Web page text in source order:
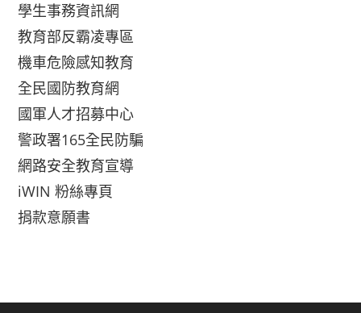
學生事務資訊網
教育部反霸凌專區
機車危險感知教育
全民國防教育網
國軍人才招募中心
警政署165全民防騙
網路安全教育宣導
iWIN 粉絲專頁
捐款意願書